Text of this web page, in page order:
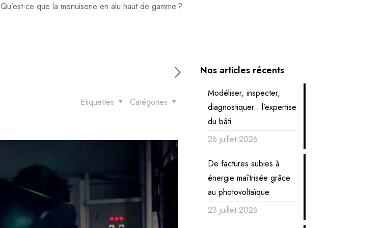
Qu’est-ce que la menuiserie en alu haut de gamme ?
Catégories
Etiquettes
Nos articles récents
Modéliser, inspecter,
diagnostiquer : l’expertise
du bâti
26 juillet 2026
De factures subies à
énergie maîtrisée grâce
au photovoltaïque
23 juillet 2026